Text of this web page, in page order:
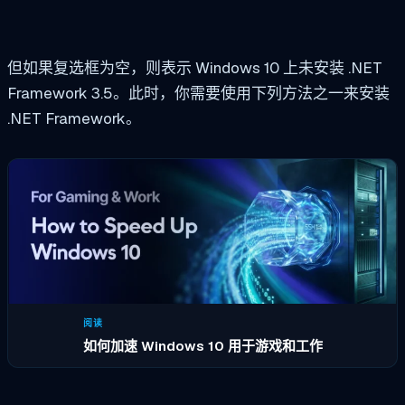
但如果复选框为空，则表示 Windows 10 上未安装 .NET
Framework 3.5。此时，你需要使用下列方法之一来安装
.NET Framework。
阅读
如何加速 Windows 10 用于游戏和工作